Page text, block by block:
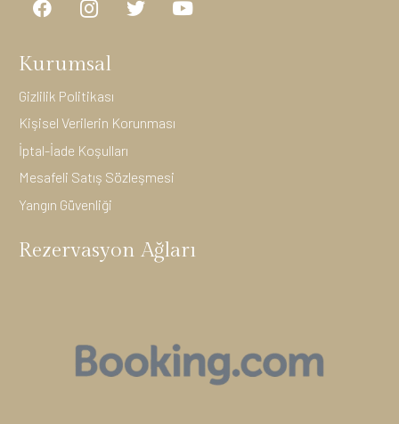
Kurumsal
Gizlilik Politikası
Kişisel Verilerin Korunması
İptal-İade Koşulları
Mesafeli Satış Sözleşmesi
Yangın Güvenliği
Rezervasyon Ağları